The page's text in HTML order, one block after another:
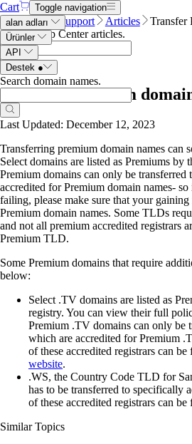
Cart
Toggle navigation
alan adları
Ürünler
API
Destek ●
Search domain names.
Name.com Support Articles
Transfer
Search Help Center articles.
Transfer Premium
Last Updated: December 12, 2023
Transferring premium domain names can
Select domains are listed as Premiums by
Premium domains can only be transferred
accredited for Premium domain names-
failing, please make sure that your
Premium domain names. Some TLDs
and not all premium accredited registrars
Premium TLD.
Some Premium domains that require
below:
Select .TV domains are listed as
registry. You can view their full
Premium .TV domains can only be
which are accredited for Premium
of these accredited registrars can be
website.
.WS, the Country Code TLD for
has to be transferred to specifically
of these accredited registrars can be
Similar Topics